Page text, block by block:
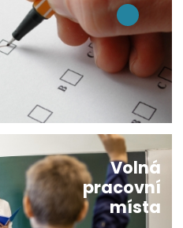
Volná
pracovní
místa